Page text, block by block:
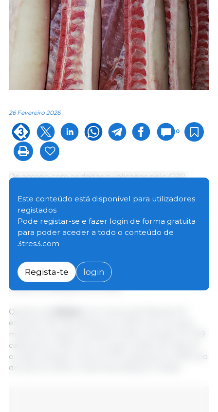
26 Fevereiro 2026
0
De acordo com os dados publicados pelo GPP,
relativos à entrada de porcos para abate, esta
aumentou 0,2% (+2 004 porcos) no ano de 2025
quando comparada com o mesmo período de 2024,
passando de 900 411 cabeças no ano passado para
904 415 cabeças em 2025. No que se refere ao peso
em 2024 para 97 626 tons em 2025. Isto dá um peso
médio de 107,95kg PV em 2025, contra um peso
médio de 108,1kg PV em 2024.
Quanto aos
entraram 118 728 cabeças em 2025 com um peso
médio de 11,4kg PV, quando tinham entrado 127 799
cabeças em 2024 com um peso médio de 12kg PV,
ou seja, entraram menos 9 070 cabeças em 2025 ano
do que em 2024 e mais leves 600g em média.
Este conteúdo está disponível para utilizadores
registados
Pode registar-se e fazer login de forma gratuita
para poder aceder a todo o conteúdo de
3tres3.com
Regista-te login